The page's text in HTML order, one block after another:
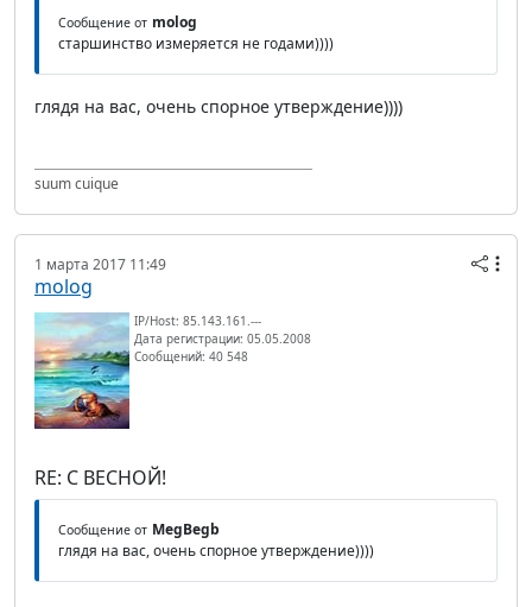
Сообщение от molog
старшинство измеряется не годами))))
глядя на вас, очень спорное утверждение))))
suum cuique
1 марта 2017 11:49
molog
IP/Host: 85.143.161.---
Дата регистрации: 05.05.2008
Сообщений: 40 548
RE: С ВЕСНОЙ!
Сообщение от MegBegb
глядя на вас, очень спорное утверждение))))